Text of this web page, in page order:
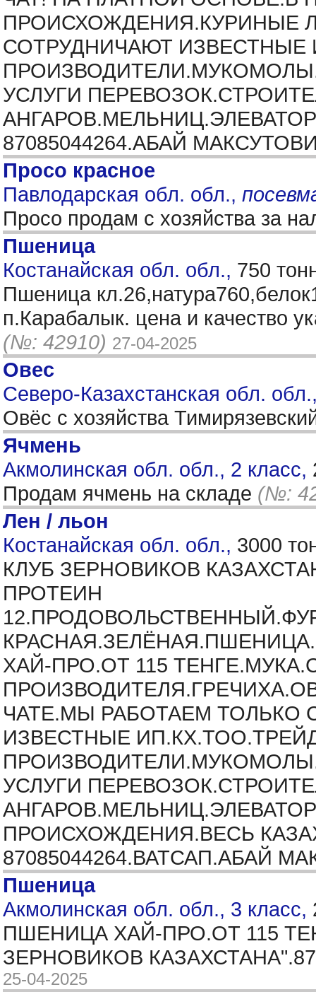
ПРОИСХОЖДЕНИЯ.КУРИНЫЕ
СОТРУДНИЧАЮТ ИЗВЕСТНЫЕ
УСЛУГИ
87085044264.АБАЙ
Просо красное
Павлодарская обл. обл.,
Просо продам с хозяйства за
Пшеница
Костанайская обл. обл., 750
Пшеница
п.Карабалык. цена и качество
(№: 42910) 27-04-2025
Овес
Северо-Казахстанская обл.
Овёс с хозяйства
Ячмень
Акмолинская обл. обл., 2 класс,
Продам ячмень на складе (№:
Лен / льон
Костанайская обл. обл., 3000
КЛУБ ЗЕРНОВИКОВ
ПРОТЕИН
ХАЙ-ПРО.ОТ 115
ЧАТЕ.МЫ РАБОТАЕМ
ИЗВЕСТНЫЕ
УСЛУГИ
ПРОИСХОЖДЕНИЯ.ВЕСЬ
87085044264.ВАТСАП.АБАЙ
Пшеница
Акмолинская обл. обл., 3 класс,
ПШЕНИЦА ХАЙ-ПРО.ОТ 115
ЗЕРНОВИКОВ
25-04-2025